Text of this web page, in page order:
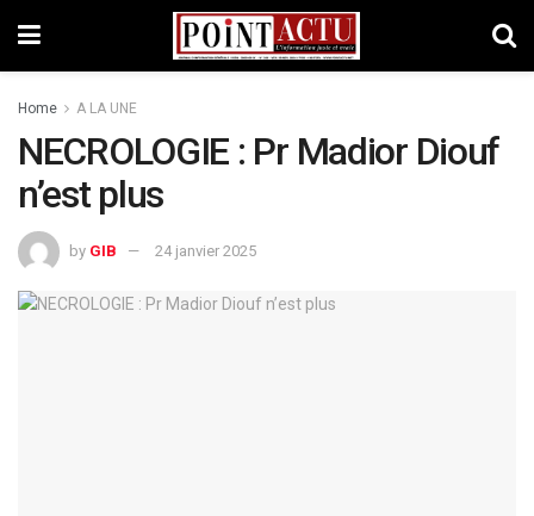
Home A LA UNE
NECROLOGIE : Pr Madior Diouf
n’est plus
by GIB 24 janvier 2025